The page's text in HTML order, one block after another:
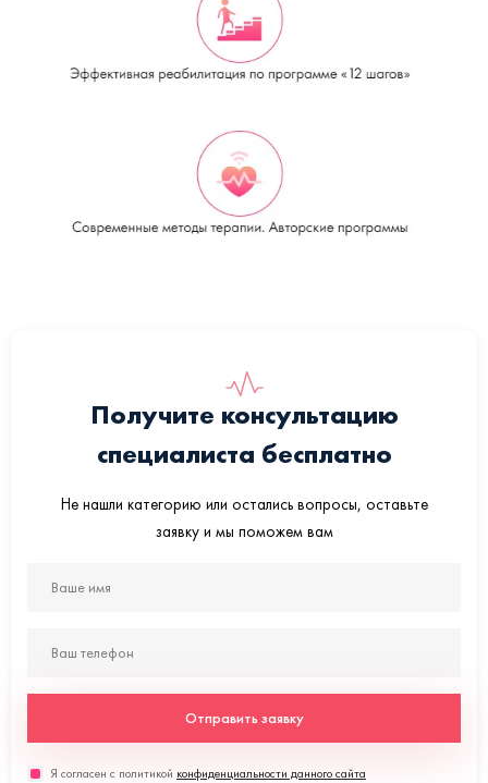
Получите консультацию
специалиста бесплатно
Не нашли категорию или остались вопросы, оставьте
заявку и мы поможем вам
Отправить заявку
Я согласен с политикой конфиденциальности данного сайта